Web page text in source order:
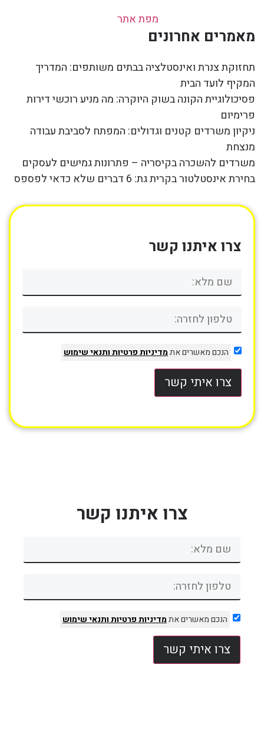
מפת אתר
מאמרים אחרונים
תחזוקת צנרת ואינסטלציה בבתים משותפים: המדריך
המקיף לועד הבית
פסיכולוגיית הקונה בשוק היוקרה: מה מניע רוכשי דירות
פרימיום
ניקיון משרדים קטנים וגדולים: המפתח לסביבת עבודה
מנצחת
משרדים להשכרה בקיסריה – פתרונות גמישים לעסקים
בחירת אינסטלטור בקרית גת: 6 דברים שלא כדאי לפספס
צרו איתנו קשר
הנכם מאשרים אתמדיניות פרטיותותנאי שימוש
צרו איתי קשר
צרו איתנו קשר
הנכם מאשרים אתמדיניות פרטיותותנאי שימוש
צרו איתי קשר